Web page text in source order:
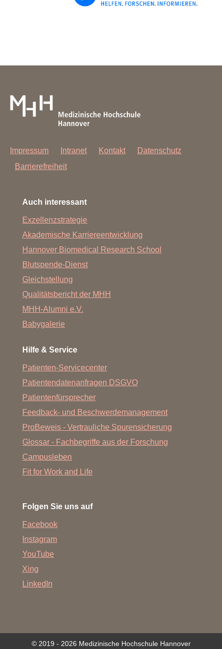
Impressum Intranet Kontakt
Datenschutz
Barrierefreiheit
Auch interessant
Exzellenzstrategie
Akademische Karriereentwicklung
Hannover Biomedical Research School
Blutspende-Dienst
Gleichstellung
Qualitätsbericht der MHH
MHH-Alumni e.V.
Babygalerie
Hilfe & Service
Patienten-Servicecenter
Patientendatenanfragen DSGVO
Patientenfürsprecher
Feedback- und Beschwerdemanagement
ProBeweis - Vertrauliche Spurensicherung
Glossar - Fachbegriffe aus der Forschung
Campusleben
Fit for Work and Life
Folgen Sie uns auf
Facebook
Instagram
YouTube
Xing
LinkedIn
© 2019 - 2026 Medizinische Hochschule Hannover